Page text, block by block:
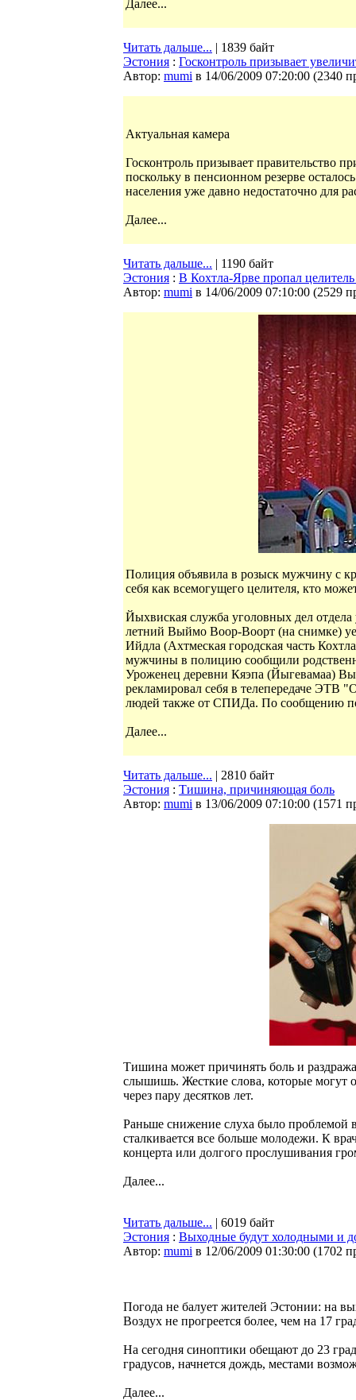
Далее...
Читать дальше... | 1839 байт
Эстония : Госконтроль призывает
Автор: mumi в 14/06/2009 07:20:00 (2340
Актуальная камера
Госконтроль призывает правительство
поскольку в пенсионном резерве
населения уже давно недостаточно для
Далее...
Читать дальше... | 1190 байт
Эстония : В Кохтла-Ярве пропал
Автор: mumi в 14/06/2009 07:10:00 (2529
Полиция объявила в розыск мужчину с
себя как всемогущего целителя, кто
Йыхвиская служба уголовных дел
летний Выймо Воор-Воорт (на снимке)
Ийдла (Ахтмеская городская часть
мужчины в полицию сообщили
Уроженец деревни Кяэпа (Йыгевамаа)
рекламировал себя в телепередаче ЭТВ
людей также от СПИДа. По сообщению
Далее...
Читать дальше... | 2810 байт
Эстония : Тишина, причиняющая боль
Автор: mumi в 13/06/2009 07:10:00 (1571
Тишина может причинять боль и
слышишь. Жесткие слова, которые могут
через пару десятков лет.
Раньше снижение слуха было проблемой
сталкивается все больше молодежи. К
концерта или долгого прослушивания
Далее...
Читать дальше... | 6019 байт
Эстония : Выходные будут холодными и
Автор: mumi в 12/06/2009 01:30:00 (1702
Погода не балует жителей Эстонии: на
Воздух не прогреется более, чем на 17
На сегодня синоптики обещают до 23
градусов, начнется дождь, местами
Далее...